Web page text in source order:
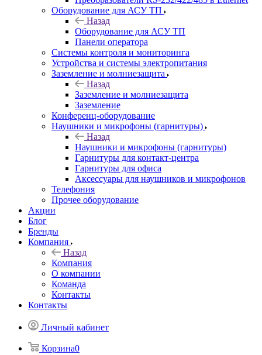
Оборудование для АСУ ТП
Назад
Оборудование для АСУ ТП
Панели оператора
Системы контроля и мониторинга
Устройства и системы электропитания
Заземление и молниезащита
Назад
Заземление и молниезащита
Заземление
Конференц-оборудование
Наушники и микрофоны (гарнитуры)
Назад
Наушники и микрофоны (гарнитуры)
Гарнитуры для контакт-центра
Гарнитуры для офиса
Аксессуары для наушников и микрофонов
Телефония
Прочее оборудование
Акции
Блог
Бренды
Компания
Назад
Компания
О компании
Команда
Контакты
Контакты
Личный кабинет
Корзина0